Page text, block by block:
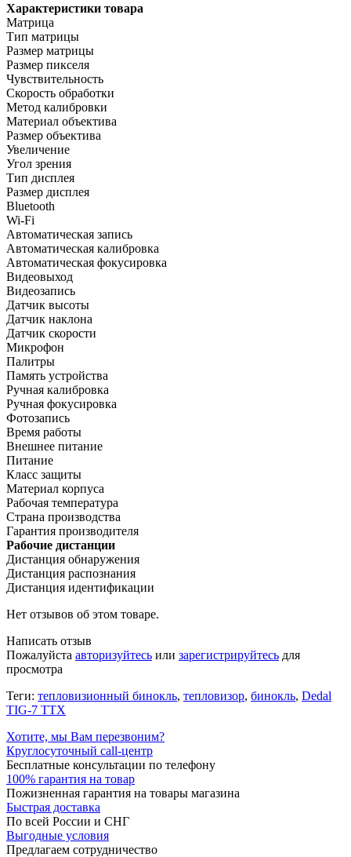
Характеристики товара
Матрица
Тип матрицы
Размер матрицы
Размер пикселя
Чувствительность
Скорость обработки
Метод калибровки
Материал объектива
Размер объектива
Увеличение
Угол зрения
Тип дисплея
Размер дисплея
Bluetooth
Wi-Fi
Автоматическая запись
Автоматическая калибровка
Автоматическая фокусировка
Видеовыход
Видеозапись
Датчик высоты
Датчик наклона
Датчик скорости
Микрофон
Палитры
Память устройства
Ручная калибровка
Ручная фокусировка
Фотозапись
Время работы
Внешнее питание
Питание
Класс защиты
Материал корпуса
Рабочая температура
Страна производства
Гарантия производителя
Рабочие дистанции
Дистанция обнаружения
Дистанция распознания
Дистанция идентификации
Нет отзывов об этом товаре.
Написать отзыв
Пожалуйста авторизуйтесь или зарегистрируйтесь для
просмотра
Теги: тепловизионный бинокль, тепловизор, бинокль, Dedal
TIG-7 TTX
Хотите, мы Вам перезвоним?
Круглосуточный call-центр
Бесплатные консультации по телефону
100% гарантия на товар
Пожизненная гарантия на товары магазина
Быстрая доставка
По всей России и СНГ
Выгодные условия
Предлагаем сотрудничество